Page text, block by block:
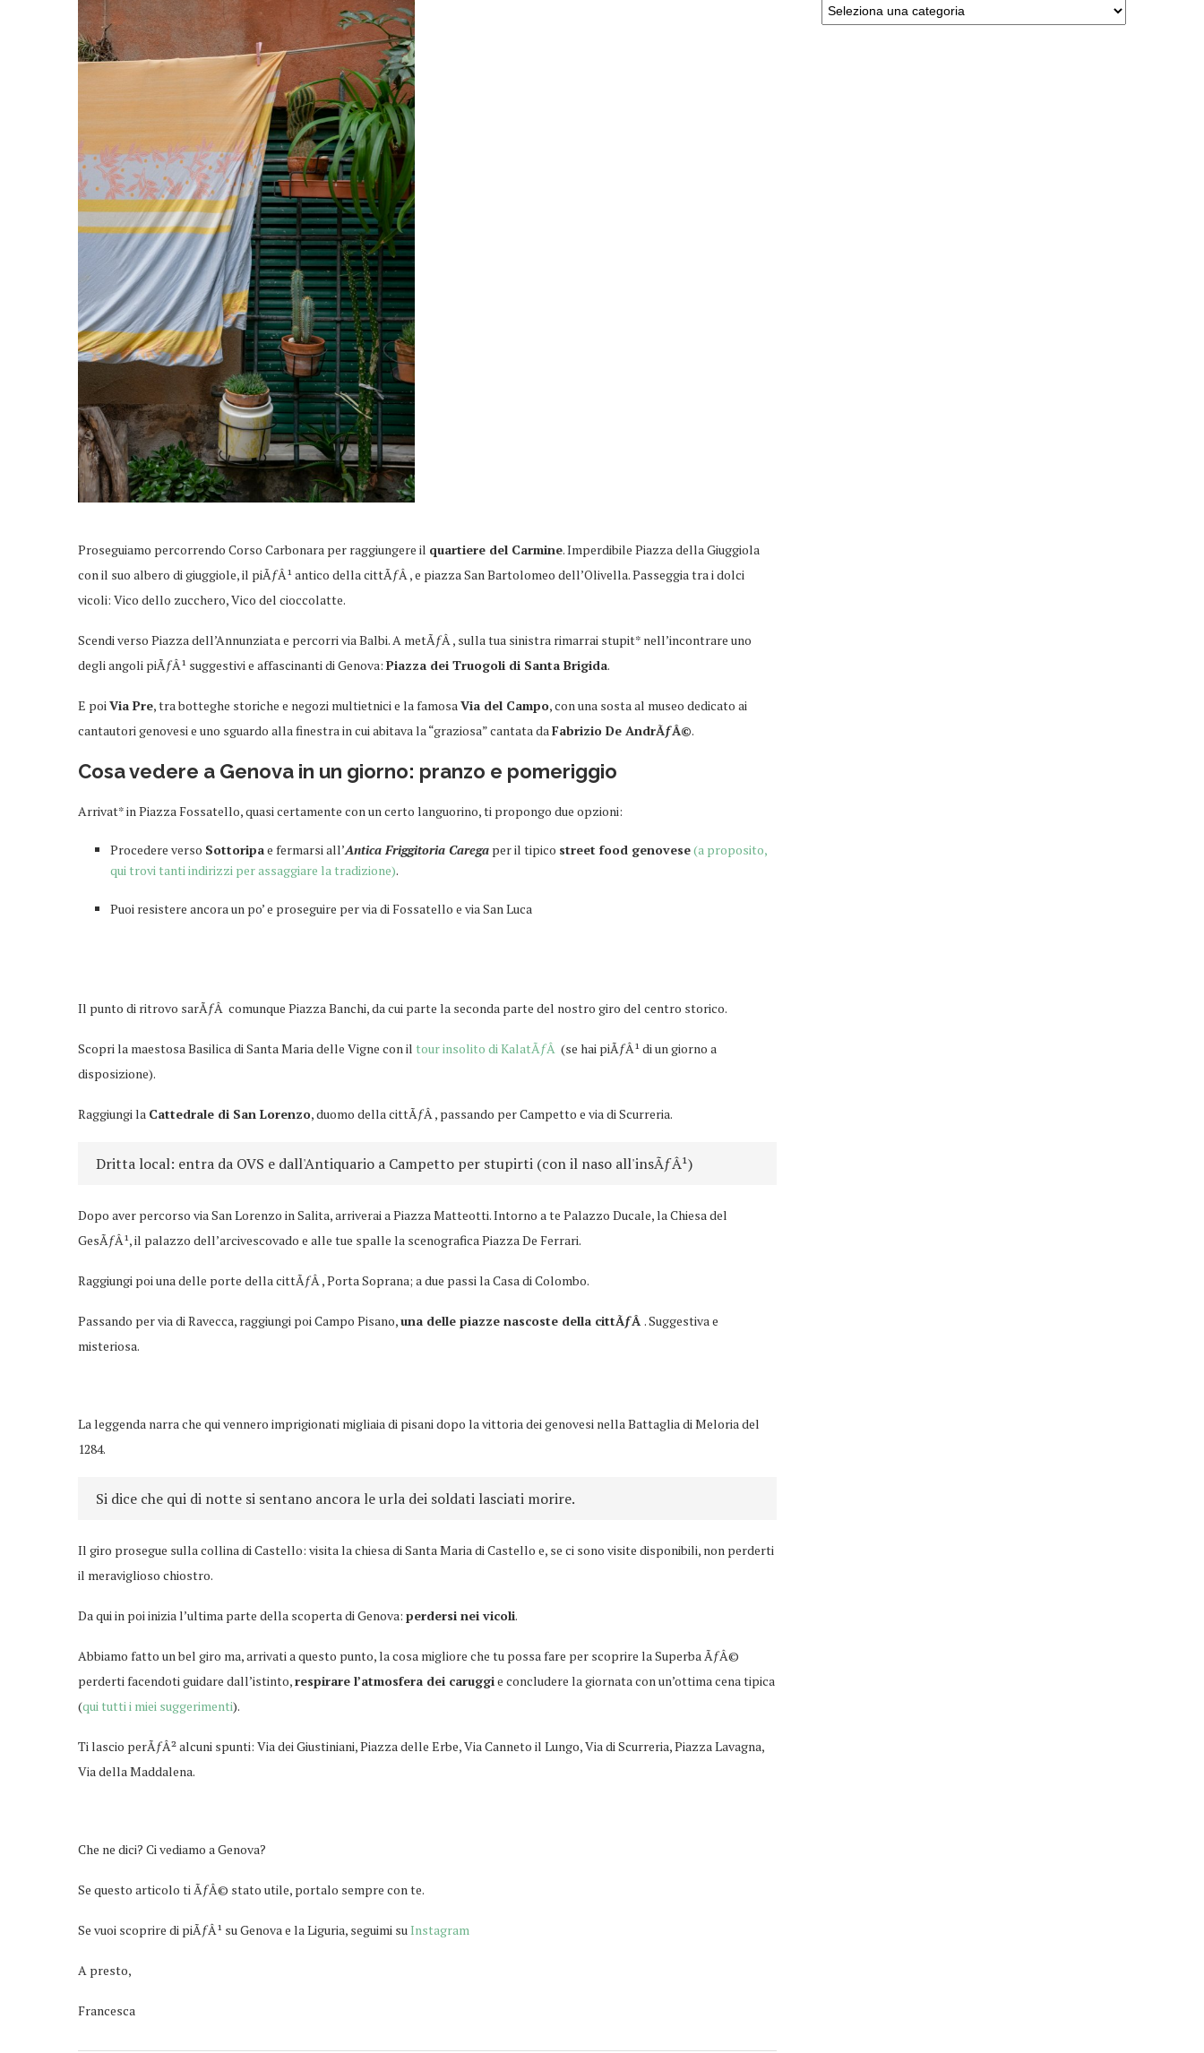
Proseguiamo percorrendo Corso Carbonara per raggiungere il quartiere del Carmine. Imperdibile Piazza della Giuggiola
con il suo albero di giuggiole, il piÃƒÂ¹ antico della cittÃƒÂ , e piazza San Bartolomeo dell’Olivella. Passeggia tra i dolci
vicoli: Vico dello zucchero, Vico del cioccolatte.
Scendi verso Piazza dell’Annunziata e percorri via Balbi. A metÃƒÂ , sulla tua sinistra rimarrai stupit* nell’incontrare uno
degli angoli piÃƒÂ¹ suggestivi e affascinanti di Genova: Piazza dei Truogoli di Santa Brigida.
E poi Via Pre, tra botteghe storiche e negozi multietnici e la famosa Via del Campo, con una sosta al museo dedicato ai
cantautori genovesi e uno sguardo alla finestra in cui abitava la “graziosa” cantata da Fabrizio De AndrÃƒÂ©.
Cosa vedere a Genova in un giorno: pranzo e pomeriggio
Arrivat* in Piazza Fossatello, quasi certamente con un certo languorino, ti propongo due opzioni:
Procedere verso Sottoripae fermarsi all’Antica Friggitoria Carega per il tipico street food genovese(a proposito,
qui trovi tanti indirizzi per assaggiare la tradizione).
Puoi resistere ancora un po’ e proseguire per via di Fossatello e via San Luca
Il punto di ritrovo sarÃƒÂ comunque Piazza Banchi, da cui parte la seconda parte del nostro giro del centro storico.
Scopri la maestosa Basilica di Santa Maria delle Vigne con il tour insolito di KalatÃƒÂ (se hai piÃƒÂ¹ di un giorno a
disposizione).
Raggiungi la Cattedrale di San Lorenzo, duomo della cittÃƒÂ , passando per Campetto e via di Scurreria.
Dritta local: entra da OVS e dall'Antiquario a Campetto per stupirti (con il naso all'insÃƒÂ¹)
Dopo aver percorso via San Lorenzo in Salita, arriverai a Piazza Matteotti. Intorno a te Palazzo Ducale, la Chiesa del
GesÃƒÂ¹, il palazzo dell’arcivescovado e alle tue spalle la scenografica Piazza De Ferrari.
Raggiungi poi una delle porte della cittÃƒÂ , Porta Soprana; a due passi la Casa di Colombo.
Passando per via di Ravecca, raggiungi poi Campo Pisano,una delle piazze nascoste della cittÃƒÂ. Suggestiva e
misteriosa.
La leggenda narra che qui vennero imprigionati migliaia di pisani dopo la vittoria dei genovesi nella Battaglia di Meloria del
1284.
Si dice che qui di notte si sentano ancora le urla dei soldati lasciati morire.
Il giro prosegue sulla collina di Castello: visita la chiesa di Santa Maria di Castello e, se ci sono visite disponibili, non perderti
il meraviglioso chiostro.
Da qui in poi inizia l’ultima parte della scoperta di Genova: perdersi nei vicoli.
Abbiamo fatto un bel giro ma, arrivati a questo punto, la cosa migliore che tu possa fare per scoprire la Superba ÃƒÂ©
perderti facendoti guidare dall’istinto,respirare l’atmosfera dei caruggie concludere la giornata con un’ottima cena tipica
(qui tutti i miei suggerimenti).
Ti lascio perÃƒÂ² alcuni spunti: Via dei Giustiniani, Piazza delle Erbe, Via Canneto il Lungo, Via di Scurreria, Piazza Lavagna,
Via della Maddalena.
Che ne dici? Ci vediamo a Genova?
Se questo articolo ti ÃƒÂ© stato utile, portalo sempre con te.
Se vuoi scoprire di piÃƒÂ¹ su Genova e la Liguria, seguimi suInstagram
A presto,
Francesca